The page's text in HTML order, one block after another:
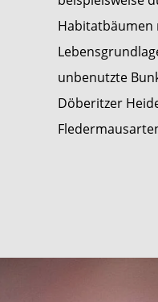
Habitatbäumen
unbenutzte
Döberitzer